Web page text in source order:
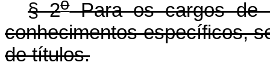
§ 2oPara os cargos de
conhecimentos específicos,
de títulos.